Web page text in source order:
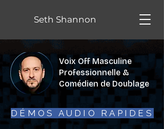
Seth Shannon
Voix Off Masculine
Professionnelle &
Comédien de Doublage
DÉMOS AUDIO RAPIDES